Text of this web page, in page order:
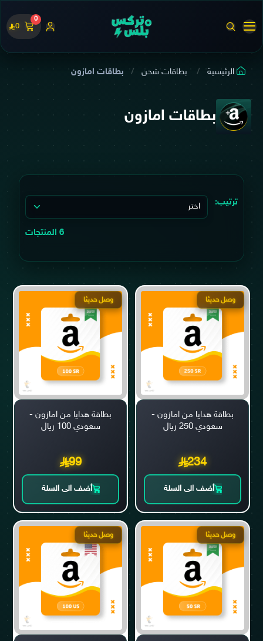
0
0
الرئيسية بطاقات شحن بطاقات امازون
بطاقات امازون
ترتيب:
6 المنتجات
وصل حديثا
بطاقة هدايا من امازون -
سعودي 250 ريال
234
أضف الى السلة
وصل حديثا
بطاقة هدايا من امازون -
سعودي 100 ريال
99
أضف الى السلة
وصل حديثا وصل حديثا